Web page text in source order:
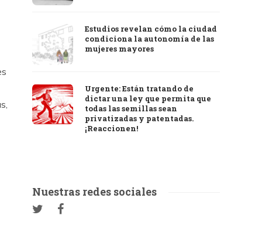
Estudios revelan cómo la ciudad
condiciona la autonomía de las
mujeres mayores
Urgente: Están tratando de
dictar una ley que permita que
todas las semillas sean
privatizadas y patentadas.
¡Reaccionen!
Nuestras redes sociales